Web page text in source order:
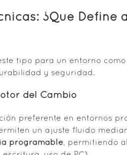
¿Qué Define
tipo para un entorno como
y seguridad.
del Cambio
preferente en entornos
un ajuste fluido
programable , permitiendo